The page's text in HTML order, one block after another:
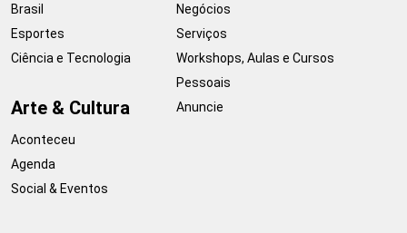
Brasil
Esportes
Ciência e Tecnologia
Arte & Cultura
Aconteceu
Agenda
Social & Eventos
Negócios
Serviços
Workshops, Aulas e Cursos
Pessoais
Anuncie